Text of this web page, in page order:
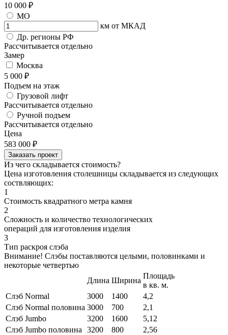
10 000 ₽
МО
км от МКАД
Др. регионы РФ
Рассчитывается отдельно
Замер
Москва
5 000 ₽
Подъем на этаж
Грузовой лифт
Рассчитывается отдельно
Ручной подъем
Рассчитывается отдельно
Цена
583 000 ₽
Заказать проект
Из чего складывается стоимость?
Цена изготовления столешницы складывается из следующих
соствляющих:
1
Стоимость квадратного метра камня
2
Сложность и количество технологических
операций для изготовления изделия
3
Тип раскроя слэба
Внимание! Слэбы поставляются целыми, половинками и
некоторые четвертью
Длина Ширина
Площадь
в кв. м.
Слэб Normal
3000 1400
4,2
Слэб Normal половина 3000 700
2,1
Слэб Jumbo
3200 1600
5,12
Слэб Jumbo половина
3200 800
2,56